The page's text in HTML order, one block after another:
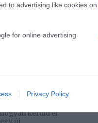
to advertising like cookies on
for online advertising
advertising.
to analytics like cookies on
to functionality of the website
Privacy Policy
2026-08-07.
Túlzott félelem a
hogyan kerüld el
egy új